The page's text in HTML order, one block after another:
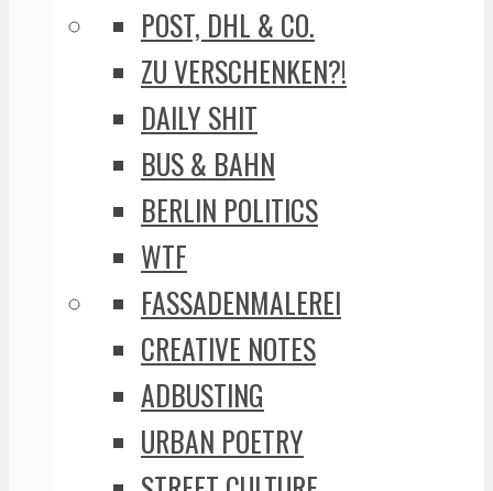
POST, DHL & CO.
ZU VERSCHENKEN?!
DAILY SHIT
BUS & BAHN
BERLIN POLITICS
WTF
FASSADENMALEREI
CREATIVE NOTES
ADBUSTING
URBAN POETRY